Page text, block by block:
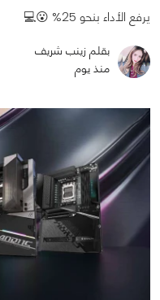
يرفع الأداء بنحو 25% 😮💻
بقلم زينب شريف
منذ يوم